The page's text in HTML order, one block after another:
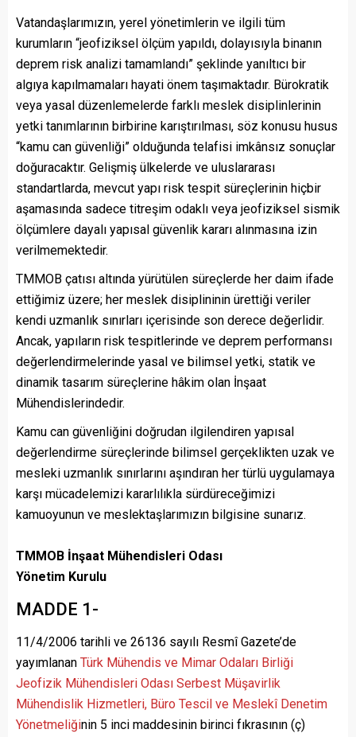
Vatandaşlarımızın, yerel yönetimlerin ve ilgili tüm
kurumların “jeofiziksel ölçüm yapıldı, dolayısıyla binanın
deprem risk analizi tamamlandı” şeklinde yanıltıcı bir
algıya kapılmamaları hayati önem taşımaktadır. Bürokratik
veya yasal düzenlemelerde farklı meslek disiplinlerinin
yetki tanımlarının birbirine karıştırılması, söz konusu husus
“kamu can güvenliği” olduğunda telafisi imkânsız sonuçlar
doğuracaktır. Gelişmiş ülkelerde ve uluslararası
standartlarda, mevcut yapı risk tespit süreçlerinin hiçbir
aşamasında sadece titreşim odaklı veya jeofiziksel sismik
ölçümlere dayalı yapısal güvenlik kararı alınmasına izin
verilmemektedir.
TMMOB çatısı altında yürütülen süreçlerde her daim ifade
ettiğimiz üzere; her meslek disiplininin ürettiği veriler
kendi uzmanlık sınırları içerisinde son derece değerlidir.
Ancak, yapıların risk tespitlerinde ve deprem performansı
değerlendirmelerinde yasal ve bilimsel yetki, statik ve
dinamik tasarım süreçlerine hâkim olan İnşaat
Mühendislerindedir.
Kamu can güvenliğini doğrudan ilgilendiren yapısal
değerlendirme süreçlerinde bilimsel gerçeklikten uzak ve
mesleki uzmanlık sınırlarını aşındıran her türlü uygulamaya
karşı mücadelemizi kararlılıkla sürdüreceğimizi
kamuoyunun ve meslektaşlarımızın bilgisine sunarız.
TMMOB İnşaat Mühendisleri Odası
Yönetim Kurulu
MADDE 1-
11/4/2006 tarihli ve 26136 sayılı Resmî Gazete’de
yayımlanan Türk Mühendis ve Mimar Odaları Birliği
Jeofizik Mühendisleri Odası Serbest Müşavirlik
Mühendislik Hizmetleri, Büro Tescil ve Meslekî Denetim
Yönetmeliğinin 5 inci maddesinin birinci fıkrasının (ç)